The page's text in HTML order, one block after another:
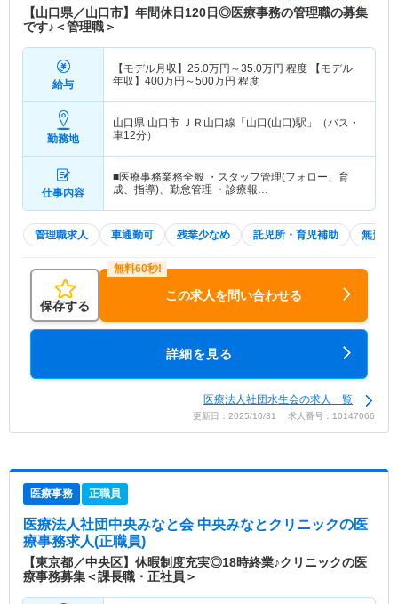
【山口県／山口市】年間休日120日◎医療事務の管理職の募集
です♪＜管理職＞
給与
【モデル月収】 25.0万円～35.0万円 程度 【モデル
年収】 400万円～500万円 程度
勤務地
山口県 山口市 ＪＲ山口線「山口(山口)駅」（バス・
車12分）
仕事内容
■医療事務業務全般 ・スタッフ管理(フォロー、育
成、指導)、勤怠管理 ・診療報…
管理職求人 車通勤可 残業少なめ 託児所・育児補助 無資格
保存する
この求人を問い合わせる
詳細を見る
医療法人社団水生会の求人一覧
更新日：2025/10/31 求人番号：10147066
医療事務 正職員
医療法人社団中央みなと会 中央みなとクリニックの医
療事務求人(正職員)
【東京都／中央区】休暇制度充実◎18時終業♪クリニックの医
療事務募集＜課長職・正社員＞